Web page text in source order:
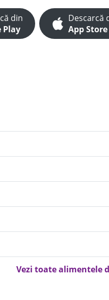
din
Play
Descarcă
App Store
Vezi toate alimentele